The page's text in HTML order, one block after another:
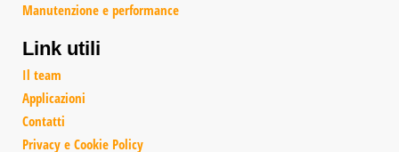
Manutenzione e performance
Link utili
Il team
Applicazioni
Contatti
Privacy e Cookie Policy